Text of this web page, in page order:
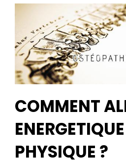
COMMENT
PHYSIQUE ?